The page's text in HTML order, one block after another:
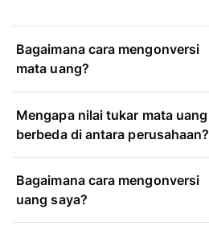
Bagaimana cara mengonversi
mata uang?
Mengapa nilai tukar mata uang
berbeda di antara perusahaan?
Bagaimana cara mengonversi
uang saya?